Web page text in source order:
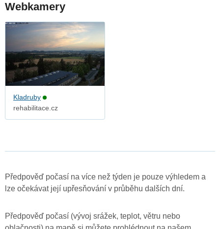
Webkamery
Kladruby
rehabilitace.cz
Předpověď počasí na více než týden je pouze výhledem a
lze očekávat její upřesňování v průběhu dalších dní.
Předpověď počasí (vývoj srážek, teplot, větru nebo